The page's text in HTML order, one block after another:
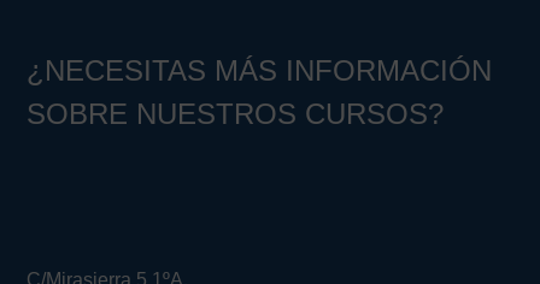
¿NECESITAS MÁS INFORMACIÓN
SOBRE NUESTROS CURSOS?